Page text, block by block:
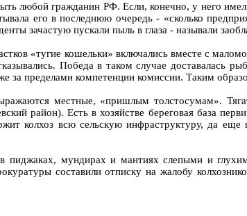
любой гражданин РФ. Если, конечно, у него
его в последнюю очередь - «сколько
зачастую пускали пыль в глаза - называли
«тугие кошельки» включались вместе с
Победа в таком случае доставалась
пределами компетенции комиссии. Таким
местные, «пришлым толстосумам».
район). Есть в хозяйстве береговая база
колхоз всю сельскую инфраструктуру, да
мундирах и мантиях слепыми и
составили отписку на жалобу